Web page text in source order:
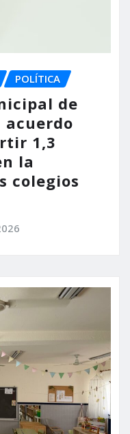
POLÍTICA
de
1,3
la
colegios